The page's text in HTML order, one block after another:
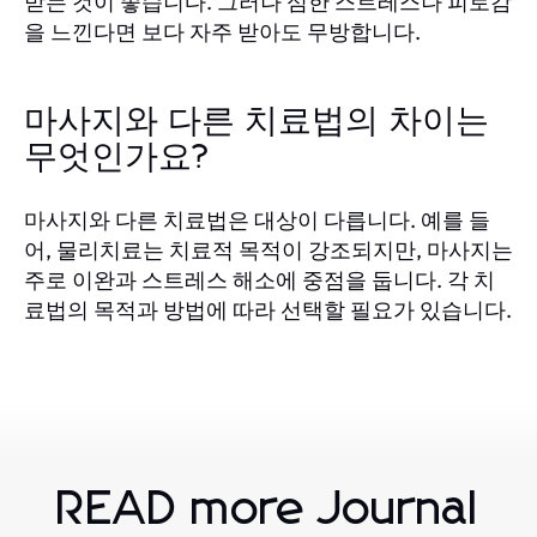
을 느낀다면 보다 자주 받아도 무방합니다.
마사지와 다른 치료법의 차이는
무엇인가요?
마사지와 다른 치료법은 대상이 다릅니다. 예를 들
어, 물리치료는 치료적 목적이 강조되지만, 마사지는
주로 이완과 스트레스 해소에 중점을 둡니다. 각 치
료법의 목적과 방법에 따라 선택할 필요가 있습니다.
READ more Journal